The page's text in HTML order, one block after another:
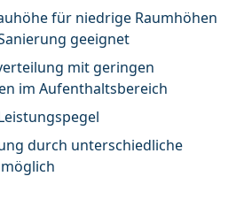
für niedrige Raumhöhen
geeignet
mit geringen
im Aufenthaltsbereich
durch unterschiedliche